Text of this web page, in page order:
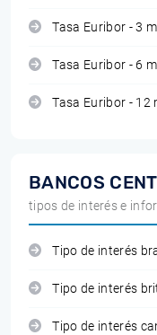
Tasa Euribor - 3
Tasa Euribor - 6
Tasa Euribor - 12
BANCOS
tipos de interés e
Tipo de interés
Tipo de interés
Tipo de interés